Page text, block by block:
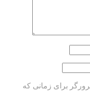
برای زمانی که